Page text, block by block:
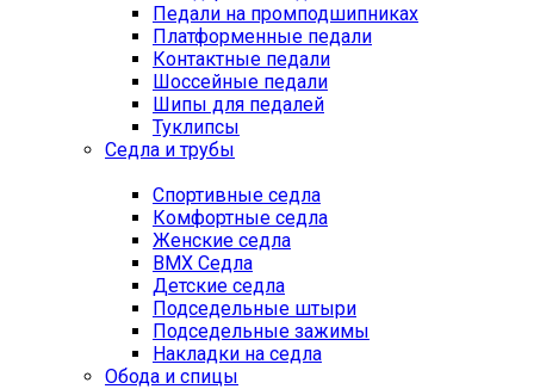
Педали на промподшипниках
Платформенные педали
Контактные педали
Шоссейные педали
Шипы для педалей
Туклипсы
Седла и трубы
Спортивные седла
Комфортные седла
Женские седла
BMX Седла
Детские седла
Подседельные штыри
Подседельные зажимы
Накладки на седла
Обода и спицы